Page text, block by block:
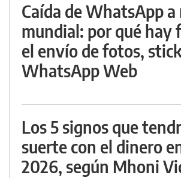
Caída de WhatsApp
mundial: por qué hay
el envío de fotos,
WhatsApp Web
Los 5 signos que
suerte con el dinero
2026, según Mhoni